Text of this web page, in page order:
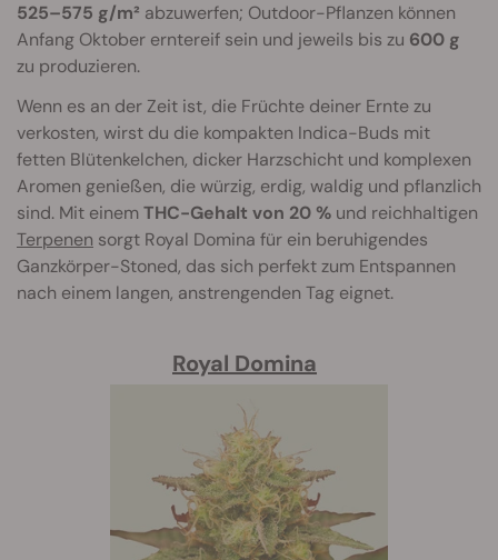
525–575 g/m² abzuwerfen; Outdoor-Pflanzen können
Anfang Oktober erntereif sein und jeweils bis zu 600 g
zu produzieren.
Wenn es an der Zeit ist, die Früchte deiner Ernte zu
verkosten, wirst du die kompakten Indica-Buds mit
fetten Blütenkelchen, dicker Harzschicht und komplexen
Aromen genießen, die würzig, erdig, waldig und pflanzlich
sind. Mit einemTHC-Gehalt von 20 % und reichhaltigen
Terpenen sorgt Royal Domina für ein beruhigendes
Ganzkörper-Stoned, das sich perfekt zum Entspannen
nach einem langen, anstrengenden Tag eignet.
Royal Domina